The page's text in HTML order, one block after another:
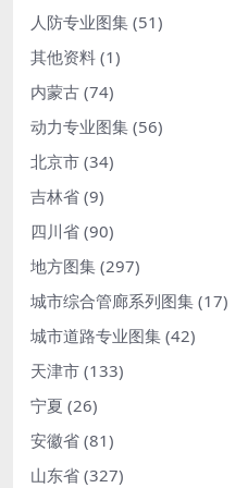
人防专业图集 (51)
其他资料 (1)
内蒙古 (74)
动力专业图集 (56)
北京市 (34)
吉林省 (9)
四川省 (90)
地方图集 (297)
城市综合管廊系列图集 (17)
城市道路专业图集 (42)
天津市 (133)
宁夏 (26)
安徽省 (81)
山东省 (327)